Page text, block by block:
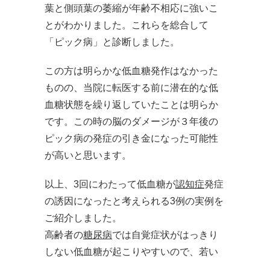
葉と側頭葉の萎縮が年齢不相応に強いこ
とがわかりました。これらを総合して
「ピック病」と診断しました。
この方は明らかな低血糖発作はなかった
ものの、当院に転医する前に潜在的な低
血糖状態を繰り返していたことは明らか
です。この時の脳のダメージが３年後の
ピック病の発症の引き金になった可能性
が高いと思います。
以上、3回にわたって低血糖が認知症発症
の誘因になったと考えられる3例の実例を
ご紹介しました。
高齢者の糖尿病では自覚症状がはっきり
しない低血糖が起こりやすいので、若い